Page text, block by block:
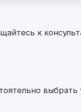
к
выбрать